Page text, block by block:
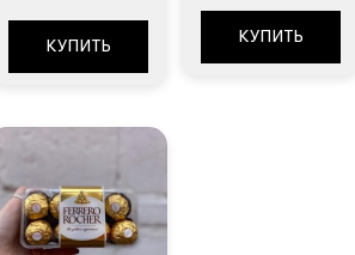
КУПИТЬ КУПИТЬ